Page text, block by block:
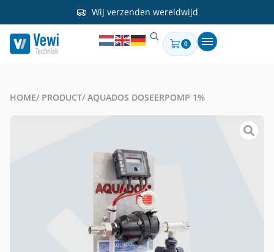
Wij verzenden wereldwijd
0
HOME/ PRODUCT/ AQUADOS DOSEERPOMP 1%